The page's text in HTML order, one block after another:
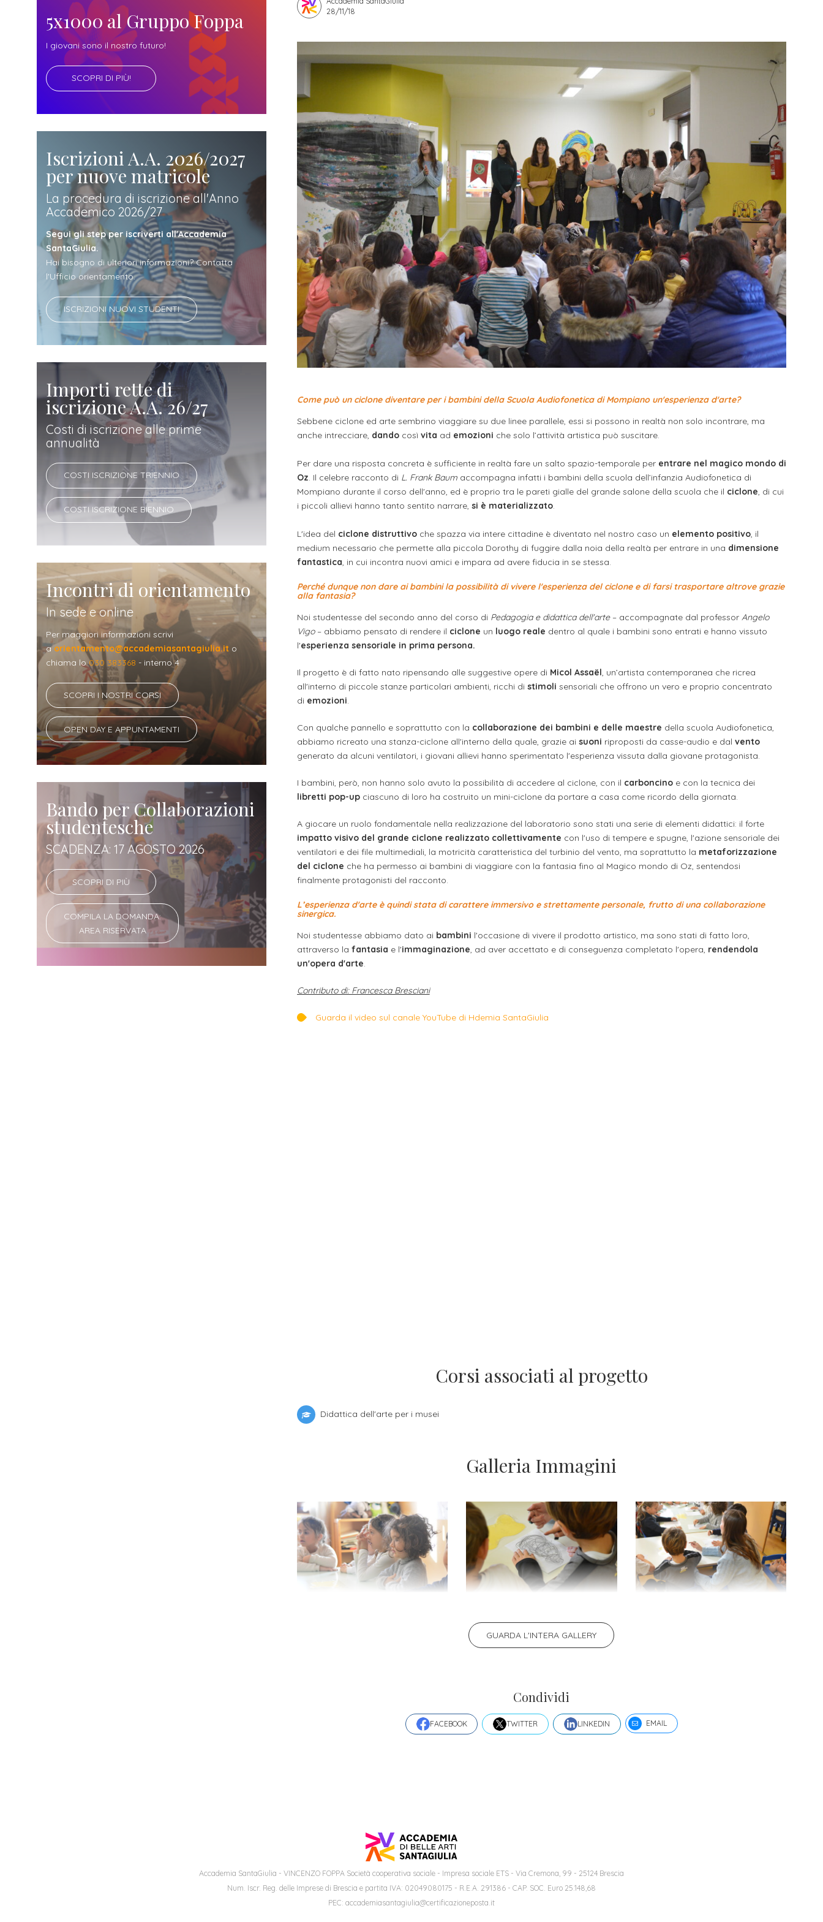
futuro
studente
genitore
di uno
studente
studente
iscritto
docente
referente
d'azienda
5x1000 al Gruppo Foppa
I giovani sono il nostro futuro!
SCOPRI DI PIÙ!
Iscrizioni A.A. 2026/2027
per nuove matricole
La procedura di iscrizione all'Anno
Accademico 2026/27
Segui gli step per iscriverti all'Accademia
SantaGiulia.
Hai bisogno di ulteriori informazioni? Contatta
l'Ufficio orientamento.
ISCRIZIONI NUOVI STUDENTI
Importi rette di
iscrizione A.A. 26/27
Costi di iscrizione alle prime
annualità
COSTI ISCRIZIONE TRIENNIO
COSTI ISCRIZIONE BIENNIO
Incontri di orientamento
In sede e online
Per maggiori informazioni scrivi
aorientamento@accademiasantagiulia.it o
chiama lo030 383368 - interno 4
SCOPRI I NOSTRI CORSI
OPEN DAY E APPUNTAMENTI
Bando per Collaborazioni
studentesche
SCADENZA: 17 AGOSTO 2026
SCOPRI DI PIÙ
COMPILA LA DOMANDA:
AREA RISERVATA
28/11/18
Come può un ciclone diventare per i bambini della Scuola Audiofonetica di Mompiano un'esperienza d'arte?
Sebbene ciclone ed arte sembrino viaggiare su due linee parallele, essi si possono in realtà non solo incontrare, ma
anche intrecciare, dandocosì vita ad emozioni che solo l’attività artistica può suscitare.
Per dare una risposta concreta è sufficiente in realtà fare un salto spazio-temporale per entrare nel magico mondo di
Oz. Il celebre racconto di L. Frank Baumaccompagna infatti i bambini della scuola dell’infanzia Audiofonetica di
Mompiano durante il corso dell'anno, ed è proprio tra le pareti gialle del grande salone della scuola che il ciclone, di cui
i piccoli allievi hanno tanto sentito narrare, si è materializzato.
L'idea del ciclone distruttivoche spazza via intere cittadine è diventato nel nostro caso un elemento positivo, il
medium necessario che permette alla piccola Dorothy di fuggire dalla noia della realtà per entrare in una dimensione
fantastica, in cui incontra nuovi amici e impara ad avere fiducia in se stessa.
Perché dunque non dare ai bambini la possibilità di vivere l'esperienza del ciclone e di farsi trasportare altrove grazie
alla fantasia?
Noi studentesse del secondo anno del corso di Pedagogia e didattica dell'arte – accompagnate dal professor Angelo
Vigo – abbiamo pensato di rendere il ciclone un luogo reale dentro al quale i bambini sono entrati e hanno vissuto
l'esperienza sensoriale in prima persona.
Il progetto è di fatto nato ripensando alle suggestive opere di Micol Assaël, un’artista contemporanea che ricrea
all'interno di piccole stanze particolari ambienti, ricchi di stimoli sensoriali che offrono un vero e proprio concentrato
di emozioni.
Con qualche pannello e soprattutto con la collaborazione dei bambini e delle maestre della scuola Audiofonetica,
abbiamo ricreato una stanza-ciclone all'interno della quale, grazie ai suoni riproposti da casse-audio e dal vento
generato da alcuni ventilatori, i giovani allievi hanno sperimentato l'esperienza vissuta dalla giovane protagonista.
I bambini, però, non hanno solo avuto la possibilità di accedere al ciclone, con il carboncinoe con la tecnica dei
libretti pop-up ciascuno di loro ha costruito un mini-ciclone da portare a casa come ricordo della giornata.
A giocare un ruolo fondamentale nella realizzazione del laboratorio sono stati una serie di elementi didattici: il forte
impatto visivo del grande ciclone realizzato collettivamente con l'uso di tempere e spugne, l'azione sensoriale dei
ventilatori e dei file multimediali, la motricità caratteristica del turbinio del vento, ma soprattutto la metaforizzazione
del ciclone che ha permesso ai bambini di viaggiare con la fantasia fino al Magico mondo di Oz, sentendosi
finalmente protagonisti del racconto.
L’esperienza d'arte è quindi stata di carattere immersivo e strettamente personale, frutto di una collaborazione
sinergica.
Noi studentesse abbiamo dato ai bambini l'occasione di vivere il prodotto artistico, ma sono stati di fatto loro,
attraverso la fantasia e l'immaginazione, ad aver accettato e di conseguenza completato l'opera, rendendola
un'opera d'arte.
Contributo di: Francesca Bresciani
Guarda il video sul canale YouTube di Hdemia SantaGiulia
Corsi associati al progetto
Didattica dell'arte per i musei
Galleria Immagini
GUARDA L'INTERA GALLERY
Condividi
FACEBOOK TWITTER LINKEDIN EMAIL
Accademia SantaGiulia - VINCENZO FOPPA Società cooperativa sociale - Impresa sociale ETS - Via Cremona, 99 - 25124 Brescia
Num. Iscr. Reg. delle Imprese di Brescia e partita IVA: 02049080175 - R.E.A. 291386 - CAP. SOC. Euro 25.148,68
PEC: accademiasantagiulia@certificazioneposta.it